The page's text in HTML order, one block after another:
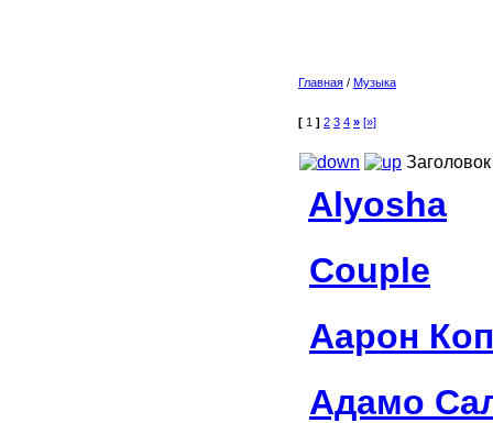
Главная / Музыка
[ 1 ] 2 3 4 » [»]
Заголовок
Alyosha
Couple
Аарон
Адамо